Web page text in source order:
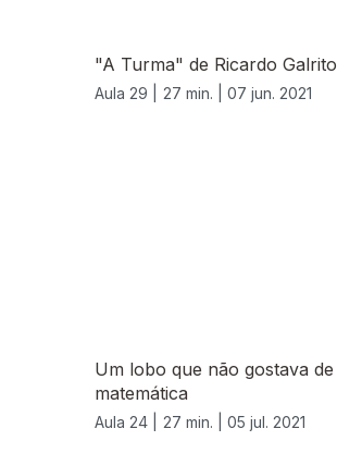
"A Turma" de Ricardo Galrito
Aula 29 | 27 min. | 07 jun. 2021
Um lobo que não gostava de
matemática
Aula 24 | 27 min. | 05 jul. 2021